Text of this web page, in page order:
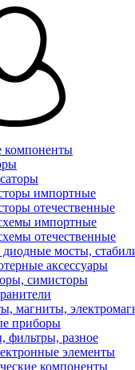
компоненты
импортные
отечественные
импортные
отечественные
мосты,
аксессуары
симисторы
магниты,
приборы
фильтры, разное
элементы
компоненты